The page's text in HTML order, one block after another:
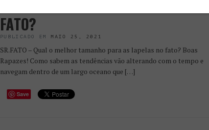
FATO?
PUBLICADO EM MAIO 25, 2021
SR.FATO – Qual o melhor tamanho para as lapelas no fato? Boas
Rapazes! Como sabem as tendências vão alterando com o tempo e
navegam dentro de um largo oceano que […]
Save